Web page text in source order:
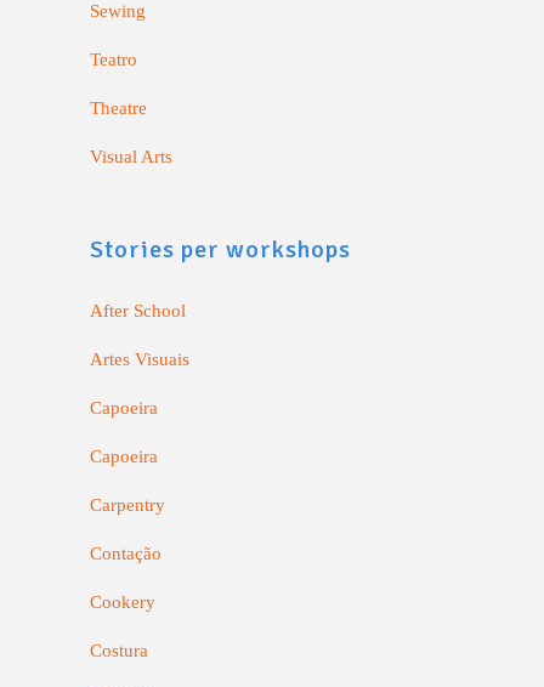
Sewing
Teatro
Theatre
Visual Arts
Stories per workshops
After School
Artes Visuais
Capoeira
Capoeira
Carpentry
Contação
Cookery
Costura